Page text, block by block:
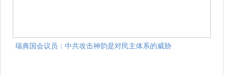
瑞典国会议员：中共攻击神韵是对民主体系的威胁